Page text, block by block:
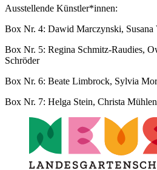
Ausstellende Künstler*innen:
Box Nr. 4: Dawid Marczynski,
Box Nr. 5: Regina Schmitz-Raudies,
Schröder
Box Nr. 6: Beate Limbrock, Sylvia
Box Nr. 7: Helga Stein, Christa